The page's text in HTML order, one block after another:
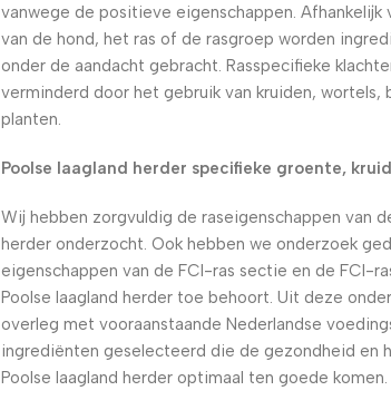
vanwege de positieve eigenschappen. Afhankelijk
van de hond, het ras of de rasgroep worden
onder de aandacht gebracht. Rasspecifieke
verminderd door het gebruik van kruiden, wortels,
planten.
Poolse laagland herder specifieke groente,
Wij hebben zorgvuldig de raseigenschappen van
herder onderzocht. Ook hebben we onderzoek
eigenschappen van de FCI-ras sectie en de FCI-
Poolse laagland herder toe behoort. Uit deze
overleg met vooraanstaande Nederlandse
ingrediënten geselecteerd die de gezondheid en
Poolse laagland herder optimaal ten goede komen.